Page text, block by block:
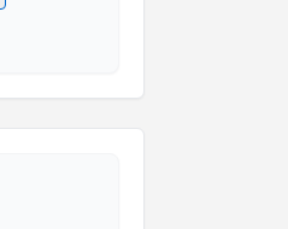
Metni
talebi
bir takvim